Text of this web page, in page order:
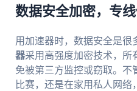
数据安全加密，专
用加速器时，数据安全是很
器采用高强度加密技术，所
免被第三方监控或窃取。不
比赛，还是在家用私人网络